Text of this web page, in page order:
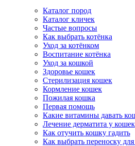
Каталог пород
Каталог кличек
Частые вопросы
Как выбрать котёнка
Уход за котёнком
Воспитание котёнка
Уход за кошкой
Здоровье кошек
Стерилизация кошек
Кормление кошек
Пожилая кошка
Первая помощь
Какие витамины давать
Лечение дерматита у кошек
Как отучить кошку гадить
Как выбрать переноску